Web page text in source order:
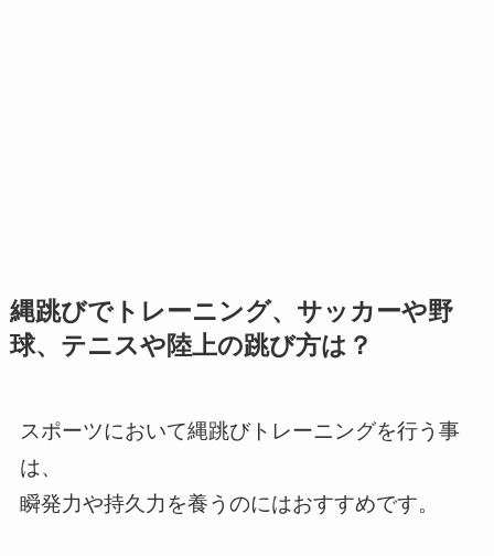
縄跳びでトレーニング、サッカーや野
球、テニスや陸上の跳び方は？
スポーツにおいて縄跳びトレーニングを行う事
は、
瞬発力や持久力を養うのにはおすすめです。